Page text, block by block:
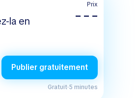
la en
Prix
– – –
Publier gratuitement
Gratuit·5 minutes